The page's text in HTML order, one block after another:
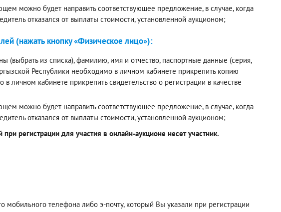
можно будет направить соответствующее предложение, в случае, когда
отказался от выплаты стоимости, установленной аукционом;
(нажать кнопку «Физическое лицо»):
(выбрать из списка), фамилию, имя и отчество, паспортные данные (серия,
Республики необходимо в личном кабинете прикрепить копию
кабинете прикрепить свидетельство о регистрации в качестве
можно будет направить соответствующее предложение, в случае, когда
отказался от выплаты стоимости, установленной аукционом;
регистрации для участия в онлайн-аукционе несет участник.
телефона либо э-почту, который Вы указали при регистрации